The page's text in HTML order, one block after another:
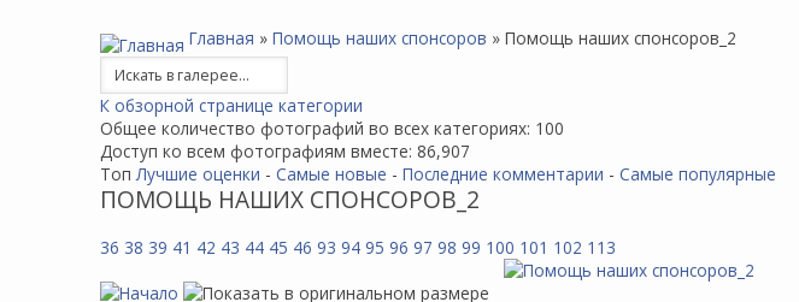
Главная » Помощь наших спонсоров » Помощь наших спонсоров_2
К обзорной странице категории
Общее количество фотографий во всех категориях: 100
Доступ ко всем фотографиям вместе: 86,907
Топ Лучшие оценки - Самые новые - Последние комментарии - Самые популярные
ПОМОЩЬ НАШИХ СПОНСОРОВ_2
36 38 39 41 42 43 44 45 46 93 94 95 96 97 98 99 100 101 102 113